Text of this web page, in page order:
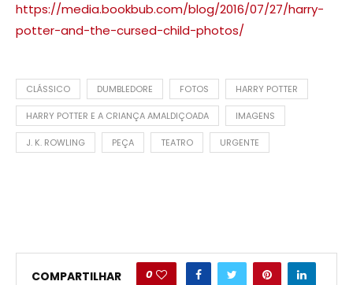
https://media.bookbub.com/blog/2016/07/27/harry-
potter-and-the-cursed-child-photos/
CLÁSSICO DUMBLEDORE FOTOS HARRY POTTER
HARRY POTTER E A CRIANÇA AMALDIÇOADA IMAGENS
J. K. ROWLING PEÇA TEATRO URGENTE
COMPARTILHAR 0